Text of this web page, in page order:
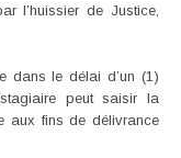
l’huissier de Justice,
dans le délai d’un (1)
peut saisir la
aux fins de délivrance